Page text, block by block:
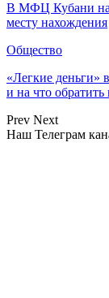
В МФЦ Кубани
месту нахождения
Общество
«Легкие деньги»
и на что
Prev Next
Наш Телеграм